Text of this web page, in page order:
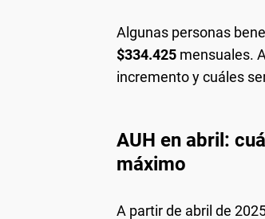
Algunas personas
$334.425 mensuales.
incremento y cuáles
AUH en abril:
máximo
A partir de abril de